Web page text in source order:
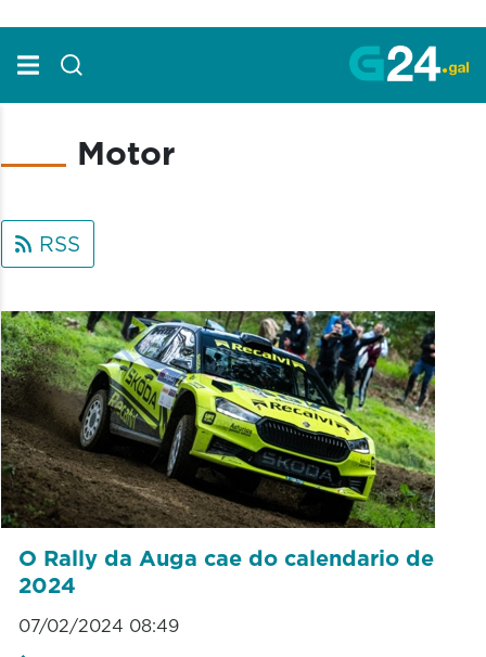
Motor
RSS
O Rally da Auga cae do calendario de
2024
07/02/2024 08:49